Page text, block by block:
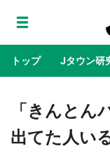
トップ Jタウン研
地域×二次元
「きんとん
出てた人い